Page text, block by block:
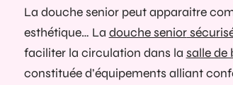
La douche senior peut apparaitre
esthétique… La douche senior
faciliter la circulation dans la salle de
constituée d’équipements alliant